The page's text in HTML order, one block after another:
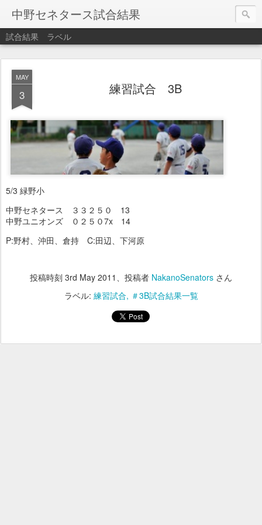
中野セネタース試合結果
試合結果 ラベル
MAY
3 練習試合 3B
5/3 緑野小
中野セネタース ３３２５０ 13
中野ユニオンズ ０２５０7x 14
P:野村、沖田、倉持 C:田辺、下河原
投稿時刻 3rd May 2011 、投稿者 NakanoSenators さん
ラベル: 練習試合 ＃3B試合結果一覧